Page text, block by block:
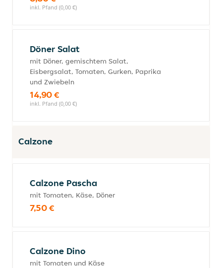
inkl. Pfand (0,00 €)
Döner Salat
mit Döner, gemischtem Salat,
Eisbergsalat, Tomaten, Gurken, Paprika
und Zwiebeln
14,90 €
inkl. Pfand (0,00 €)
Calzone
Calzone Pascha
mit Tomaten, Käse, Döner
7,50 €
Calzone Dino
mit Tomaten und Käse